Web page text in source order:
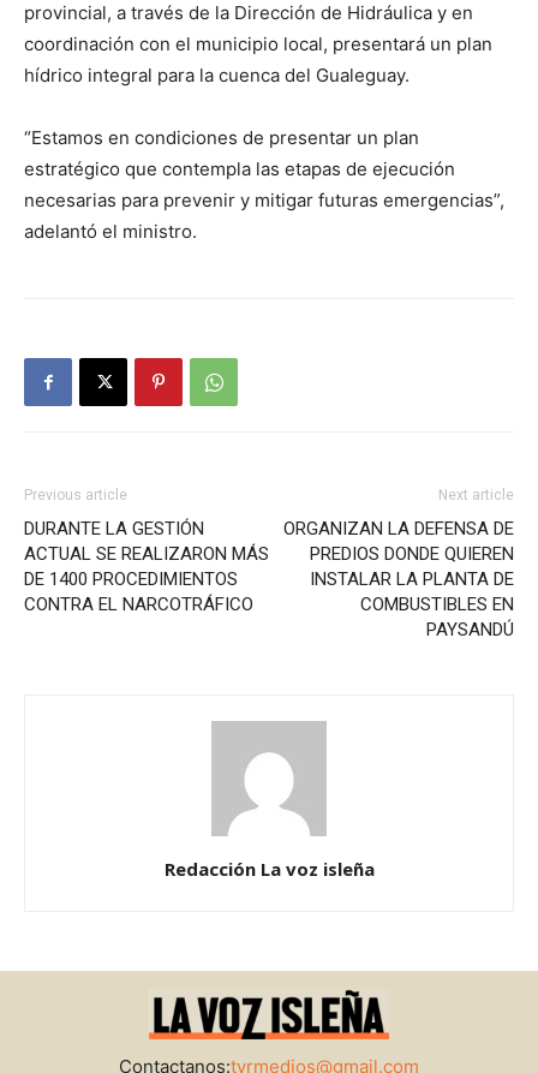
provincial, a través de la Dirección de Hidráulica y en
coordinación con el municipio local, presentará un plan
hídrico integral para la cuenca del Gualeguay.
“Estamos en condiciones de presentar un plan
estratégico que contempla las etapas de ejecución
necesarias para prevenir y mitigar futuras emergencias”,
adelantó el ministro.
Previous article
DURANTE LA GESTIÓN
ACTUAL SE REALIZARON MÁS
DE 1400 PROCEDIMIENTOS
CONTRA EL NARCOTRÁFICO
Next article
ORGANIZAN LA DEFENSA DE
PREDIOS DONDE QUIEREN
INSTALAR LA PLANTA DE
COMBUSTIBLES EN
PAYSANDÚ
Redacción La voz isleña
Contactanos:tyrmedios@gmail.com